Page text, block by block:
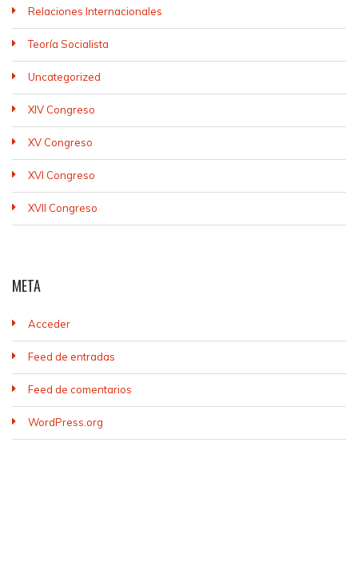
Relaciones Internacionales
Teoría Socialista
Uncategorized
XIV Congreso
XV Congreso
XVI Congreso
XVII Congreso
META
Acceder
Feed de entradas
Feed de comentarios
WordPress.org